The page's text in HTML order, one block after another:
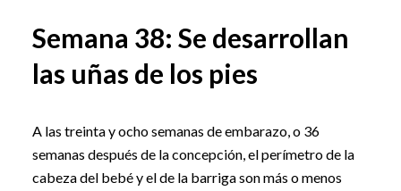
Semana 38: Se desarrollan
las uñas de los pies
A las treinta y ocho semanas de embarazo, o 36
semanas después de la concepción, el perímetro de la
cabeza del bebé y el de la barriga son más o menos